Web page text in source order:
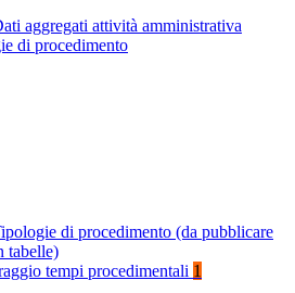
aggregati attività amministrativa
di procedimento
di procedimento (da pubblicare
tabelle)
tempi procedimentali 1